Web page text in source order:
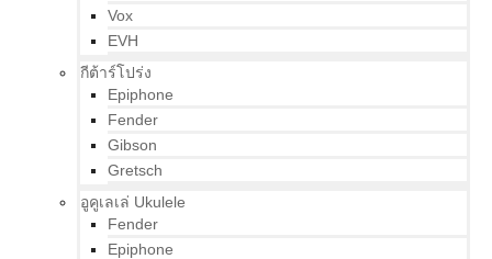
Vox
EVH
กีต้าร์โปร่ง
Epiphone
Fender
Gibson
Gretsch
อูคูเลเล่ Ukulele
Fender
Epiphone